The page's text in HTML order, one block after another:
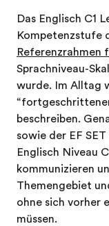
Das Englisch C1
Kompetenzstufe
Referenzrahmen
Sprachniveau-
wurde. Im Alltag
beschreiben.
sowie der EF
Englisch Niveau
kommunizieren
Themengebiet
ohne sich vorher
müssen.